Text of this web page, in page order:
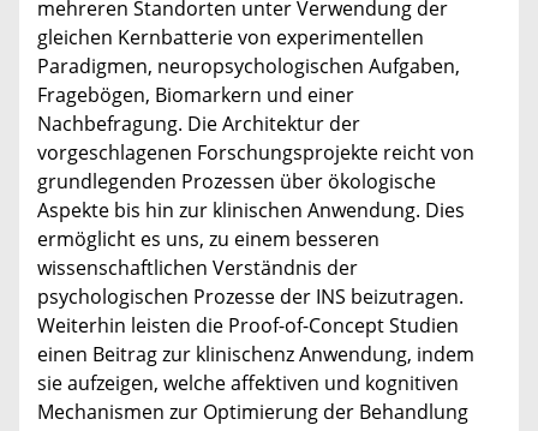
mehreren Standorten unter Verwendung der
gleichen Kernbatterie von experimentellen
Paradigmen, neuropsychologischen Aufgaben,
Fragebögen, Biomarkern und einer
Nachbefragung. Die Architektur der
vorgeschlagenen Forschungsprojekte reicht von
grundlegenden Prozessen über ökologische
Aspekte bis hin zur klinischen Anwendung. Dies
ermöglicht es uns, zu einem besseren
wissenschaftlichen Verständnis der
psychologischen Prozesse der INS beizutragen.
Weiterhin leisten die Proof-of-Concept Studien
einen Beitrag zur klinischenz Anwendung, indem
sie aufzeigen, welche affektiven und kognitiven
Mechanismen zur Optimierung der Behandlung